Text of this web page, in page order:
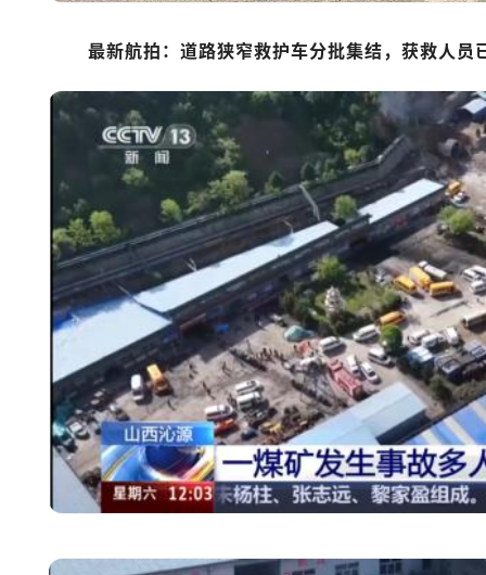
最新航拍：道路狭窄救护车分批集结，获救人员